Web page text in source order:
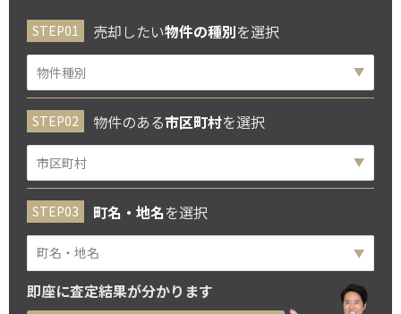
売却したい物件の種別を選択
物件のある市区町村を選択
町名・地名を選択
町名・地名
即座に査定結果が分かります